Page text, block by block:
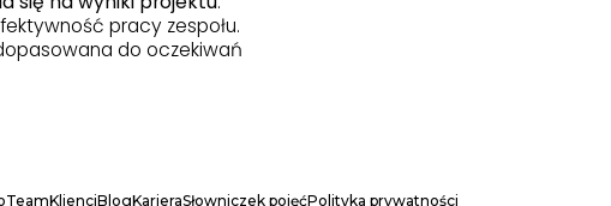
pracy zespołu.
do oczekiwań
TeamKlienciBlogKarieraSłowniczek pojęćPolityka prywatności